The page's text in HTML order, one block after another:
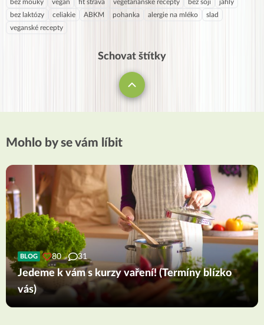
bez mouky
vegan fit strava vegetariánské recepty bez sóji
jáhly
bez laktózy
celiakie ABKM pohanka alergie na mléko
slad
veganské recepty
Schovat štítky
Mohlo by se vám líbit
BLOG 80 31
Jedeme k vám s kurzy vaření! (Termíny blízko
vás)